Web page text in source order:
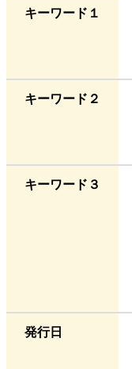
キーワード１
キーワード２
キーワード３
発行日